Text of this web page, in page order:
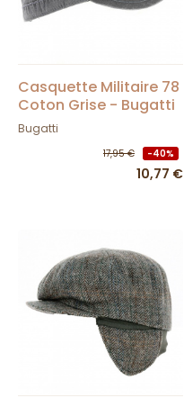
Casquette Militaire 78
Coton Grise - Bugatti
(taille 57)
Bugatti
17,95 € -40%
10,77 €